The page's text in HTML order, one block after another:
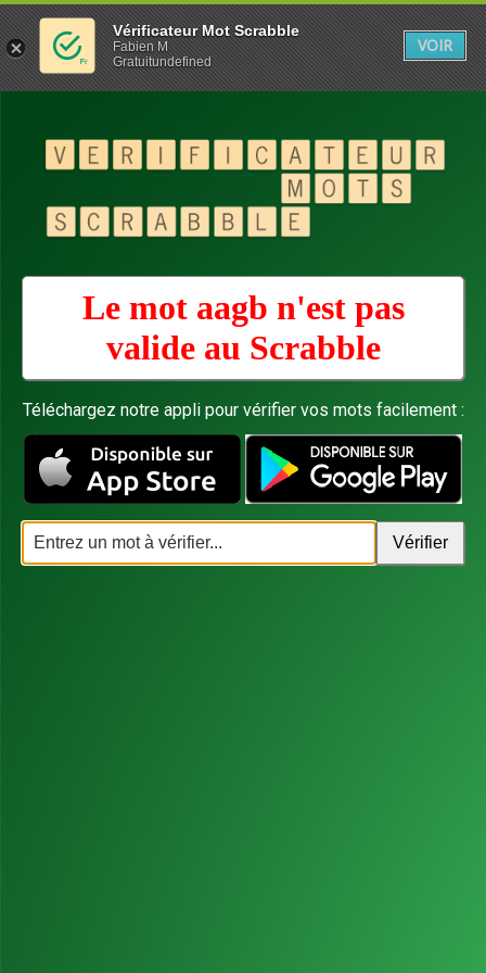
Le mot aagb n'est pas
valide au Scrabble
Téléchargez notre appli pour vérifier vos mots facilement :
Vérificateur Mot Scrabble
Fabien M
Gratuitundefined
VOIR